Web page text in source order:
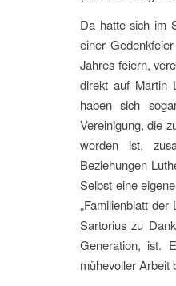
Da hatte sich im
einer
Jahres feiern,
direkt auf Martin
haben sich
Vereinigung, die
worden ist,
Beziehungen
Selbst eine
„Familienblatt
Sartorius zu
Generation, ist.
mühevoller Arbeit